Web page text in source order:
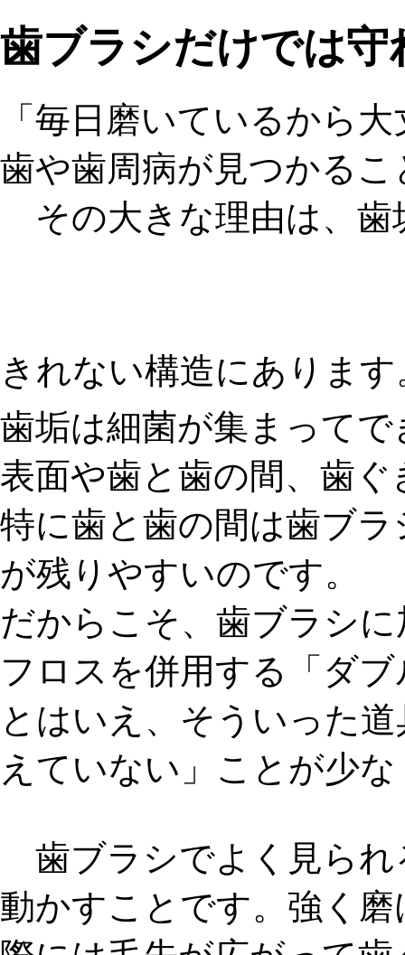
歯ブラシだけでは守
「 毎日磨いているから大
歯や歯周病が見つかる
その大きな理由は、歯
きれない構造にあります
歯垢は細菌が集まってで
表面や歯と歯の間、歯
特に歯と歯の間は歯ブ
が残りやすいのです。
だからこそ、歯ブラシ
フロスを併用する「 ダ
とはいえ、そういった
えていない 」ことが少
歯ブラシでよく見られ
動かすこと です。強く